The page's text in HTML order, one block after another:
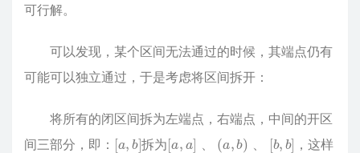
可行解。
可以发现，某个区间无法通过的时候，其端点仍有
可能可以独立通过，于是考虑将区间拆开：
将所有的闭区间拆为左端点，右端点，中间的开区
间三部分，即： [ b]拆为 、 、
[ ]、 , 、 b]
，这样